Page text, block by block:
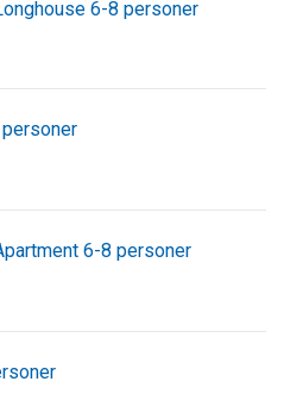
6-8 personer
6-8 personer